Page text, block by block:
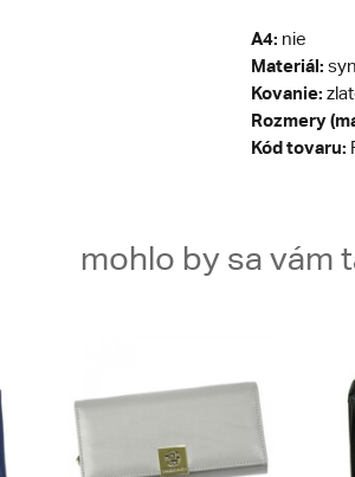
A4: nie
Materiál:
Kovanie:
Rozmery
Kód tovaru:
mohlo by sa vám